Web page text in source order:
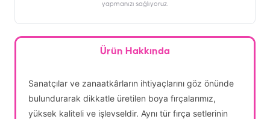
yapmanızı sağlıyoruz.
Ürün Hakkında
Sanatçılar ve zanaatkârların ihtiyaçlarını göz önünde
bulundurarak dikkatle üretilen boya fırçalarımız,
yüksek kaliteli ve işlevseldir. Aynı tür fırça setlerinin